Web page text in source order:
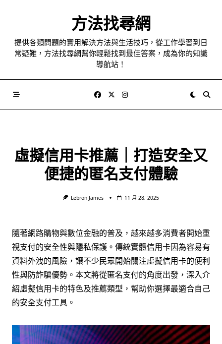
方法找尋網
提供各類問題的實用解決方法與生活技巧，從工作學習到日
常疑難，方法找尋網幫你輕鬆找到最佳答案，成為你的知識
導航站！
虛擬信用卡推薦｜打造安全又
便捷的匿名支付體驗
Lebron James 11 月 28, 2025
隨著網路購物與數位金融的普及，越來越多消費者開始重
視支付的安全性與隱私保護。傳統實體信用卡因為容易有
資料外洩的風險，讓不少民眾開始關注虛擬信用卡的便利
性與防詐騙優勢。本文將從匿名支付的角度出發，深入介
紹虛擬信用卡的特色及推薦類型，幫助你選擇最適合自己
的安全支付工具。